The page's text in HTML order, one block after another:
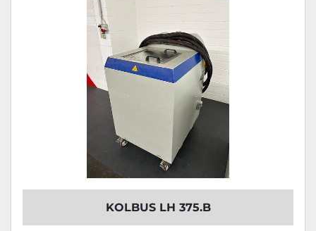
KOLBUS LH 375.B